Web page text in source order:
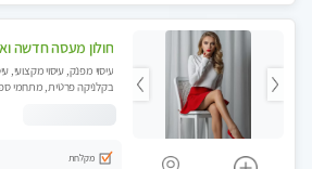
עיסוי מפנק, עיסוי מקצועי,
בקלניקה פרטית, מתחמי
מקלחת